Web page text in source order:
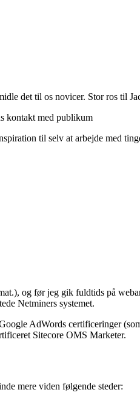
det til os novicer. Stor ros til
kontakt med publikum
til selv at arbejde med
og før jeg gik fuldtids på
Netminers systemet.
AdWords certificeringer
Sitecore OMS Marketer.
mere viden følgende steder: